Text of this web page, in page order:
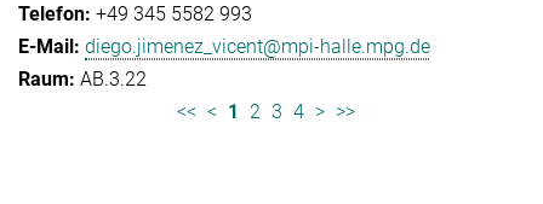
+49 345 5582 993
diego.jimenez_vicent@mpi-halle.mpg.de
AB.3.22
<< < 1 2 3 4 > >>